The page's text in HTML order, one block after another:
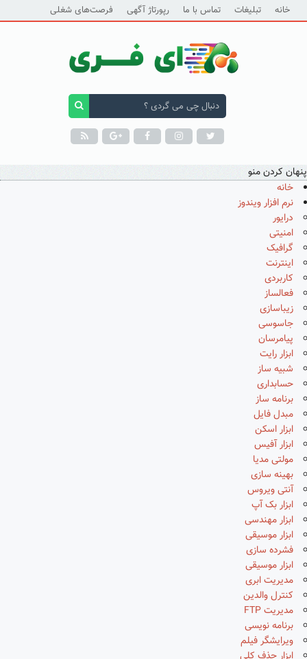
خانه تبلیغات تماس با ما رپورتاژ آگهی فرصت‌های شغلی
پنهان کردن منو
خانه
نرم افزار ویندوز
درایور
امنیتی
گرافیک
اینترنت
کاربردی
فعالساز
زیباسازی
جاسوسی
پیامرسان
ابزار رایت
شبیه ساز
حسابداری
برنامه ساز
مبدل فایل
ابزار اسکن
ابزار آفیس
مولتی مدیا
بهینه سازی
آنتی ویروس
ابزار بک آپ
ابزار مهندسی
ابزار موسیقی
فشرده سازی
ابزار موسیقی
مدیریت ابری
کنترل والدین
مدیریت FTP
برنامه نویسی
ویرایشگر فیلم